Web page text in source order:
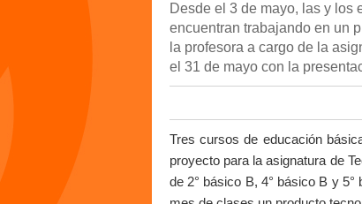
Desde el 3 de mayo, las y los
encuentran trabajando en un
la profesora a cargo de la
el 31 de mayo con la
Tres cursos de educación
proyecto para la asignatura de
de 2° básico B, 4° básico B y